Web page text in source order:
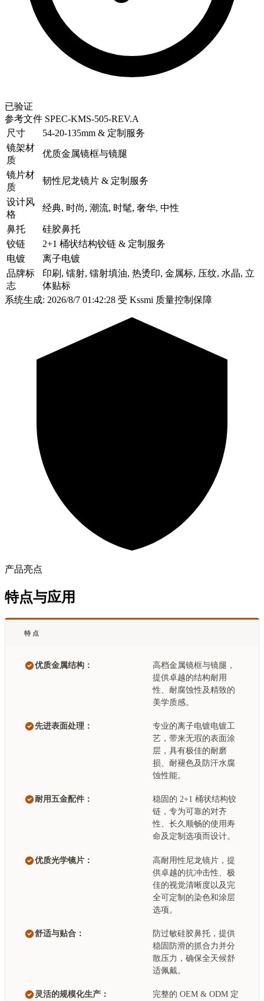
已验证
参考文件 SPEC-KMS-505-REV.A
尺寸
54-20-135mm & 定制服务
镜架材
质
优质金属镜框与镜腿
镜片材
质
韧性尼龙镜片 & 定制服务
设计风
格
经典, 时尚, 潮流, 时髦, 奢华, 中性
鼻托
硅胶鼻托
铰链
2+1 桶状结构铰链 & 定制服务
电镀
离子电镀
品牌标
志
印刷, 镭射, 镭射填油, 热烫印, 金属标, 压纹, 水晶, 立
体贴标
系统生成: 2026/8/7 01:42:28 受 Kssmi 质量控制保障
产品亮点
特点与应用
特点
优质金属结构：
高档金属镜框与镜腿，
提供卓越的结构耐用
性、耐腐蚀性及精致的
美学质感。
先进表面处理：
专业的离子电镀电镀工
艺，带来无瑕的表面涂
层，具有极佳的耐磨
损、耐褪色及防汗水腐
蚀性能。
耐用五金配件：
稳固的 2+1 桶状结构铰
链，专为可靠的对齐
性、长久顺畅的使用寿
命及定制选项而设计。
优质光学镜片：
高耐用性尼龙镜片，提
供卓越的抗冲击性、极
佳的视觉清晰度以及完
全可定制的染色和涂层
选项。
舒适与贴合：
防过敏硅胶鼻托，提供
稳固防滑的抓合力并分
散压力，确保全天候舒
适佩戴。
灵活的规模化生产：
完整的 OEM & ODM 定